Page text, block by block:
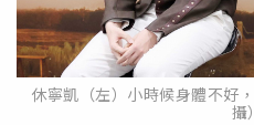
休寧凱（左）小時候身體不好
攝）